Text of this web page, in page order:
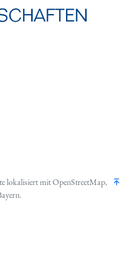
lokalisiert mitOpenStreetMap,
.